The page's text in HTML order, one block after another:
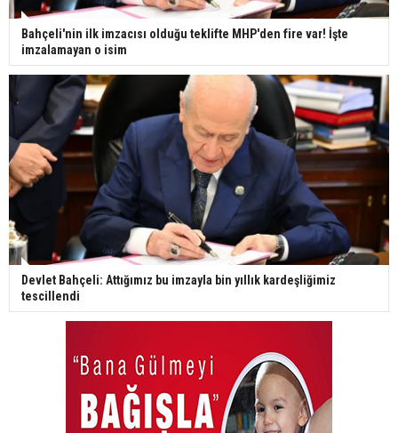
Bahçeli'nin ilk imzacısı olduğu teklifte MHP'den fire var! İşte
imzalamayan o isim
Devlet Bahçeli: Attığımız bu imzayla bin yıllık kardeşliğimiz
tescillendi